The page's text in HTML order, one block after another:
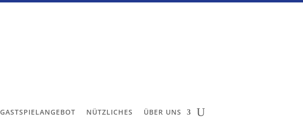
GASTSPIELANGEBOT NÜTZLICHES ÜBER UNS